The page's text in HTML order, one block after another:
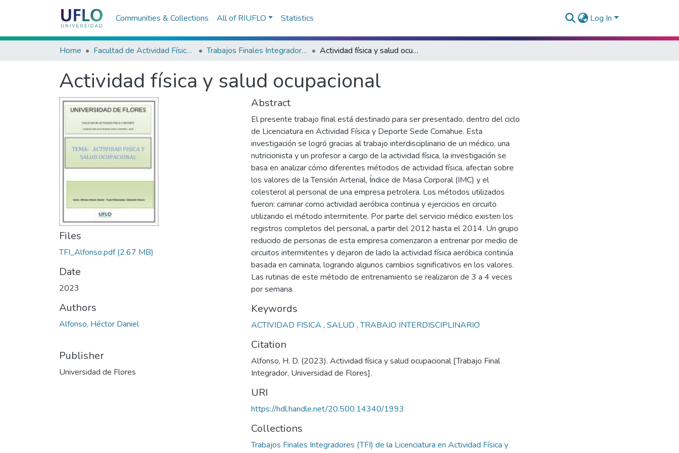
Communities & Collections All of RIUFLO Statistics Log In
Home Facultad de Actividad Física y Deporte Trabajos Finales Integradores (TFI) de la Licenciatura en Actividad Física y Deporte Actividad física y salud ocupacional
Actividad física y salud ocupacional
Files
TFI_Alfonso.pdf(2.67 MB)
Date
2023
Authors
Alfonso, Héctor Daniel
Publisher
Universidad de Flores
Abstract
El presente trabajo final está destinado para ser presentado, dentro del ciclo
de Licenciatura en Actividad Física y Deporte Sede Comahue. Esta
investigación se logró gracias al trabajo interdisciplinario de un médico, una
nutricionista y un profesor a cargo de la actividad física, la investigación se
basa en analizar cómo diferentes métodos de actividad física, afectan sobre
los valores de la Tensión Arterial, Índice de Masa Corporal (IMC) y el
colesterol al personal de una empresa petrolera. Los métodos utilizados
fueron: caminar como actividad aeróbica continua y ejercicios en circuito
utilizando el método intermitente. Por parte del servicio médico existen los
registros completos del personal, a partir del 2012 hasta el 2014. Un grupo
reducido de personas de esta empresa comenzaron a entrenar por medio de
circuitos intermitentes y dejaron de lado la actividad física aeróbica continúa
basada en caminata, logrando algunos cambios significativos en los valores.
Las rutinas de este método de entrenamiento se realizaron de 3 a 4 veces
por semana.
Keywords
ACTIVIDAD FISICA , SALUD ,TRABAJO INTERDISCIPLINARIO
Citation
Alfonso, H. D. (2023). Actividad física y salud ocupacional [Trabajo Final
Integrador, Universidad de Flores].
URI
https://hdl.handle.net/20.500.14340/1993
Collections
Trabajos Finales Integradores (TFI) de la Licenciatura en Actividad Física y